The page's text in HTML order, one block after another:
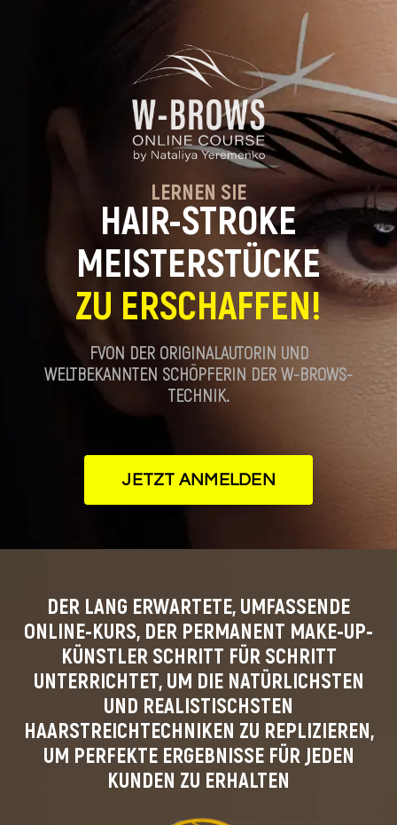
LERNEN SIE
HAIR-STROKE
MEISTERSTÜCKE
ZU ERSCHAFFEN!
FVON DER ORIGINALAUTORIN UND
WELTBEKANNTEN SCHÖPFERIN DER W-BROWS-
TECHNIK.
JETZT ANMELDEN
DER LANG ERWARTETE, UMFASSENDE
ONLINE-KURS, DER PERMANENT MAKE-UP-
KÜNSTLER SCHRITT FÜR SCHRITT
UNTERRICHTET, UM DIE NATÜRLICHSTEN
UND REALISTISCHSTEN
HAARSTREICHTECHNIKEN ZU REPLIZIEREN,
UM PERFEKTE ERGEBNISSE FÜR JEDEN
KUNDEN ZU ERHALTEN